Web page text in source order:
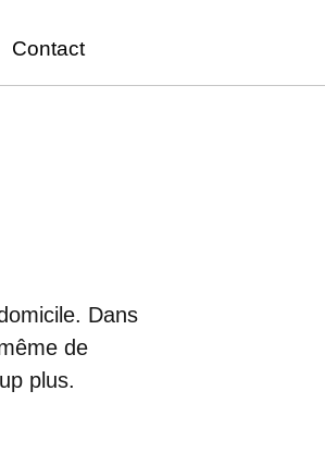
Contact
Dans
de
plus.